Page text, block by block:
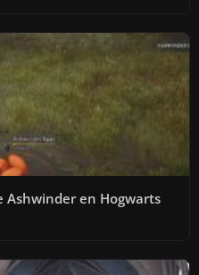
Ashwinder en Hogwarts